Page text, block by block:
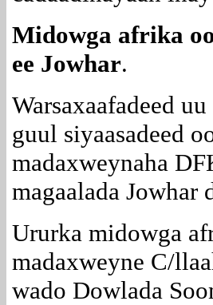
Midowga afrika
ee Jowhar.
Warsaxaafadeed
guul siyaasadeed
madaxweynaha
magaalada
Ururka midowga
madaxweyne C/
wado Dowlada